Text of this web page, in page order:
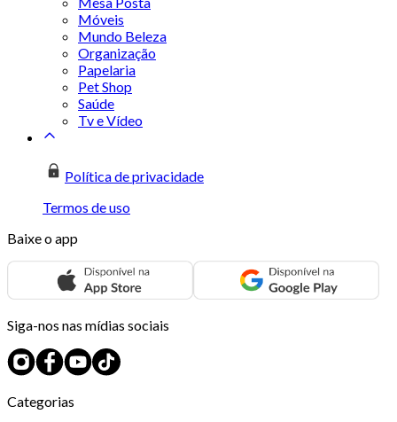
Móveis
Mundo Beleza
Organização
Papelaria
Pet Shop
Saúde
Tv e Vídeo
Política de privacidade
Termos de uso
Baixe o app
Siga-nos nas mídias sociais
Categorias